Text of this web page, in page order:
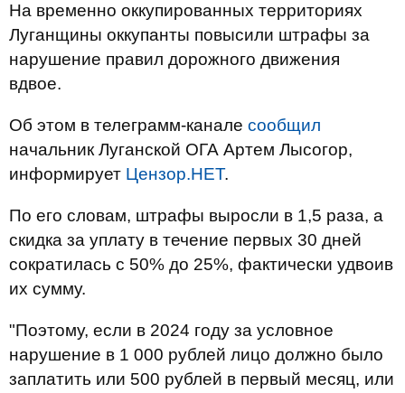
На временно оккупированных территориях
Луганщины оккупанты повысили штрафы за
нарушение правил дорожного движения
вдвое.
Об этом в телеграмм-канале сообщил
начальник Луганской ОГА Артем Лысогор,
информирует Цензор.НЕТ.
По его словам, штрафы выросли в 1,5 раза, а
скидка за уплату в течение первых 30 дней
сократилась с 50% до 25%, фактически удвоив
их сумму.
"Поэтому, если в 2024 году за условное
нарушение в 1 000 рублей лицо должно было
заплатить или 500 рублей в первый месяц, или